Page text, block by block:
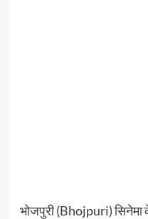
भोजपुरी (Bhojpuri)